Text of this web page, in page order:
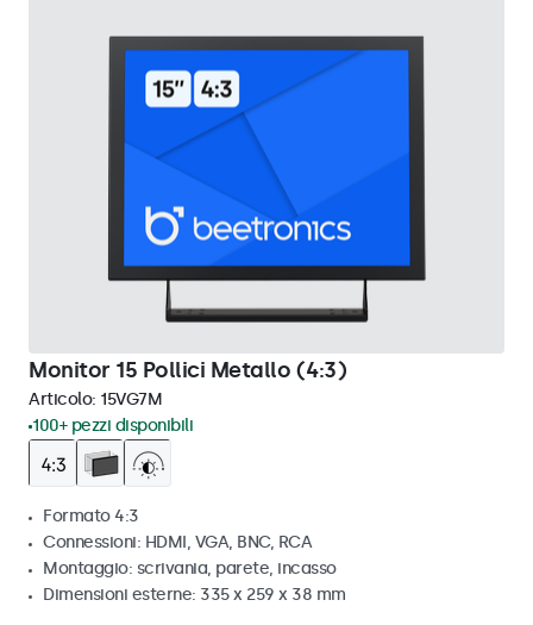
Monitor 15 Pollici Metallo (4:3)
Articolo: 15VG7M
100+ pezzi disponibili
Formato 4:3
Connessioni: HDMI, VGA, BNC, RCA
Montaggio: scrivania, parete, incasso
Dimensioni esterne: 335 x 259 x 38 mm